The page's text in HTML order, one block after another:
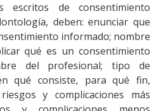
escritos de consentimiento
deben: enunciar que
informado; nombre
qué es un consentimiento
del profesional; tipo de
qué consiste, para qué fin,
y complicaciones más